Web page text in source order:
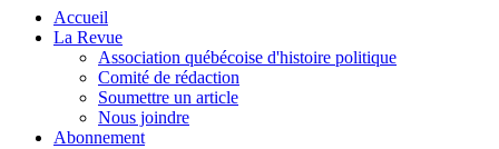
Accueil
La Revue
Association québécoise d'histoire politique
Comité de rédaction
Soumettre un article
Nous joindre
Abonnement